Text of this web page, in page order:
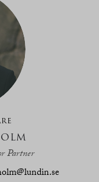
Partner